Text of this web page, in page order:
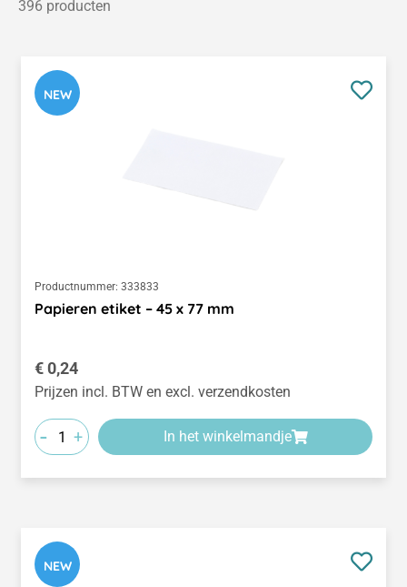
396 producten
NEW
Productnummer: 333833
Papieren etiket – 45 x 77 mm
Normale prijs:
€ 0,24
Prijzen incl. BTW en excl. verzendkosten
- + In het winkelmandje
NEW